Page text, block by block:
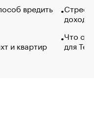
вредить
и квартир
Что
для